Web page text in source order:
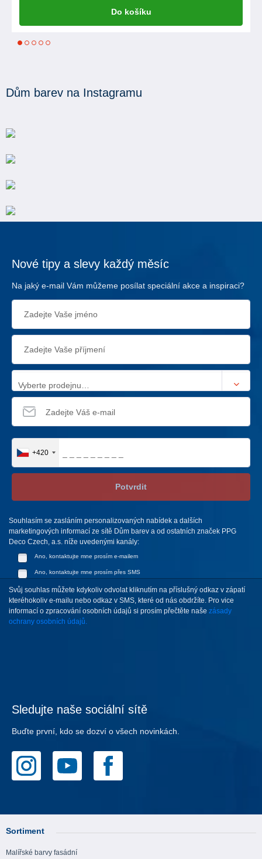
Do košíku
1 2 3 4
Dům barev na Instagramu
Nové tipy a slevy každý měsíc
Na jaký e-mail Vám můžeme posílat speciální akce a inspiraci?
Vyberte prodejnu…
+420
Potvrdit
Souhlasím se zasláním personalizovaných nabídek a dalších
marketingových informací ze sítě Dům barev a od ostatních značek PPG
Deco Czech, a.s. níže uvedenými kanály:
Ano, kontaktujte mne prosím e-mailem
Ano, kontaktujte mne prosím přes SMS
Svůj souhlas můžete kdykoliv odvolat kliknutím na příslušný odkaz v zápatí
kteréhokoliv e-mailu nebo odkaz v SMS, které od nás obdržíte. Pro vice
informací o zpracování osobních údajů si prosím přečtěte naše zásady
ochrany osobních údajů.
Sledujte naše sociální sítě
Buďte první, kdo se dozví o všech novinkách.
Sortiment
Malířské barvy fasádní